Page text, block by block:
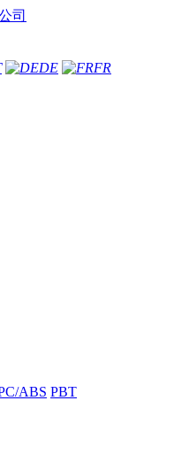
DE FR
ABS PBT